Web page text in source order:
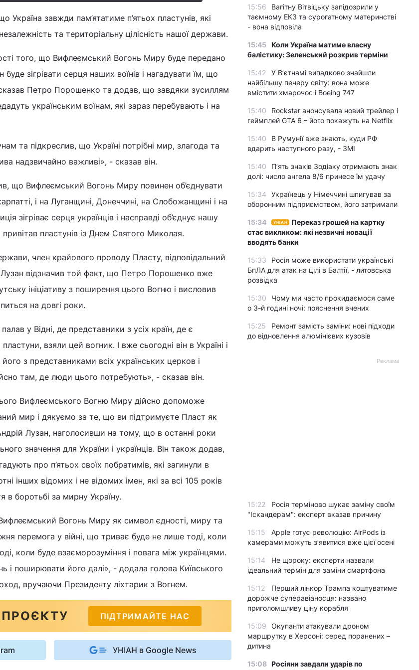
завжди пам’ятатиме п’ятьох пластунів, які
та територіальну цілісність нашої держави.
того, що Вифлеємський Вогонь Миру буде передано
зігрівати серця наших воїнів і нагадувати їм, що
Петро Порошенко та додав, що завдяки зусиллям
українським воїнам, які зараз перебувають і на
та підкреслив, що Україні потрібні мир, злагода та
надзвичайно важливі», - сказав він.
що Вифлеємський Вогонь Миру повинен об’єднувати
і на Луганщині, Донеччині, на Слобожанщині і на
зігріває серця українців і насправді об’єднує нашу
пластунів із Днем Святого Миколая.
член крайового проводу Пласту, відповідальний
відзначив той факт, що Петро Порошенко вже
ініціативу з поширення цього Вогню і висловив
на довгі роки.
у Відні, де представники з усіх країн, де є
взяли цей вогник. І вже сьогодні він в Україні і
з представниками всіх українських церков і
там, де люди цього потребують», - сказав він.
Вифлеємського Вогню Миру дійсно допоможе
мир і дякуємо за те, що ви підтримуєте Пласт як
Лузан, наголосивши на тому, що в останні роки
значення для України і українців. Він також додав,
про п’ятьох своїх побратимів, які загинули в
інших відомих і не відомих імен, які за всі 105 років
в боротьбі за мирну Україну.
Вогонь Миру як символ єдності, миру та
перемога у війні, що триває буде не лише тоді, коли
коли буде взаєморозуміння і повага між українцями.
і поширювати його далі», - додала голова Київського
вручаючи Президенту ліхтарик з Вогнем.
ПІДТРИМАЙТЕ НАС
УНІАН в Google News
15:56
Вагітну Вітвіцьку запідозрили у
таємному ЕКЗ та сурогатному материнстві
- вона відповіла
15:45 Коли Україна матиме власну
балістику: Зеленський розкрив терміни
15:42
У Вʼєтнамі випадково знайшли
найбільшу печеру світу: вона може
вмістити хмарочос і Boeing 747
15:40
Rockstar анонсувала новий трейлер і
геймплей GTA 6 – його покажуть на Netflix
15:40
В Румунії вже знають, куди РФ
вдарить наступного разу, - ЗМІ
15:40
П’ять знаків Зодіаку отримають знак
долі: число ангела 8/6 принесе їм удачу
15:34
Українець у Німеччині шпигував за
оборонним підприємством, його затримали
15:34 УНІАН
Переказ грошей на картку
стає викликом: які незвичні новації
вводять банки
15:33
Росія може використати українські
БпЛА для атак на цілі в Балтії, - литовська
розвідка
15:30
Чому ми часто прокидаємося саме
о 3-й годині ночі: пояснення вчених
15:25
Ремонт замість заміни: нові підходи
до відновлення алюмінієвих кузовів
Реклама
15:22
Росія терміново шукає заміну своїм
"Іскандерам": експерт вказав причину
15:15
Apple готує революцію: AirPods із
камерами можуть з’явитися вже цієї осені
15:14
Не щороку: експерти назвали
ідеальний термін для заміни смартфона
15:12
Перший лінкор Трампа коштуватиме
дорожче суперавіаносця: названо
приголомшливу ціну корабля
15:09
Окупанти атакували дроном
маршрутку в Херсоні: серед поранених –
дитина
15:08 Росіяни завдали ударів по